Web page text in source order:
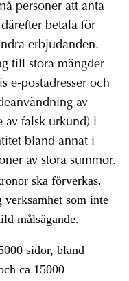
personer att anta
betala för
erbjudanden.
till stora mängder
e-postadresser och
av
av falsk urkund) i
bland annat i
av stora summor.
ska förverkas.
som inte
målsägande.
sidor, bland
ca 15000